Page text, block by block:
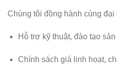
Chúng tôi đồng hành cùng đại
Hỗ trợ kỹ thuật, đào tạo
Chính sách giá linh hoạt,